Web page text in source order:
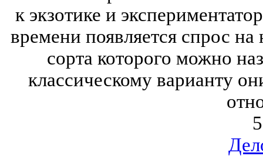
к экзотике и
времени появляется спрос
сорта которого можно
классическому варианту